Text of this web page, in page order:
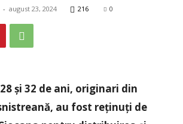
- august 23, 2024 216 0
și 32 de ani, originari din
au fost reținuți de